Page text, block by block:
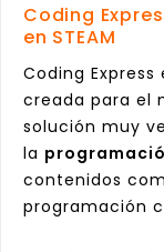
Coding
en STEAM
Coding
creada para el
solución muy
la
contenidos
programación